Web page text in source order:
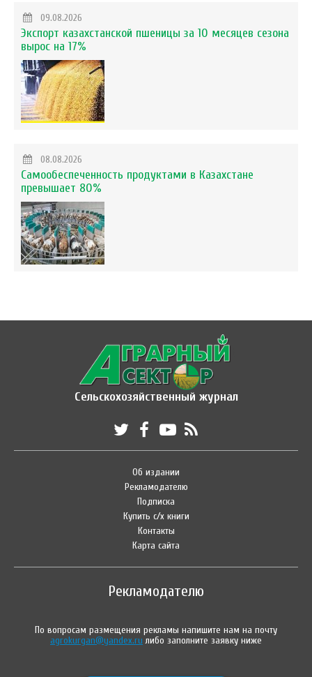
09.08.2026
Экспорт казахстанской пшеницы за 10 месяцев сезона
вырос на 17%
08.08.2026
Самообеспеченность продуктами в Казахстане
превышает 80%
Сельскохозяйственный журнал
Об издании
Рекламодателю
Подписка
Купить с/х книги
Контакты
Карта сайта
Рекламодателю
По вопросам размещения рекламы напишите нам на почту
agrokurgan@yandex.ru либо заполните заявку ниже